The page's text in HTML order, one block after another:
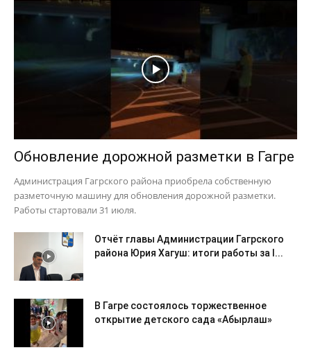
Обновление дорожной разметки в Гагре
Администрация Гагрского района приобрела собственную
разметочную машину для обновления дорожной разметки.
Работы стартовали 31 июля.
Отчёт главы Администрации Гагрского
района Юрия Хагуш: итоги работы за I...
В Гагре состоялось торжественное
открытие детского сада «Абырлаш»